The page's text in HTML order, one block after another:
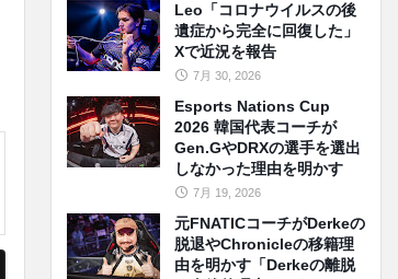
Leo「コロナウイルスの後
遺症から完全に回復した」
Xで近況を報告
7月 30, 2026
Esports Nations Cup
2026 韓国代表コーチが
Gen.GやDRXの選手を選出
しなかった理由を明かす
7月 19, 2026
元FNATICコーチがDerkeの
脱退やChronicleの移籍理
由を明かす「Derkeの離脱